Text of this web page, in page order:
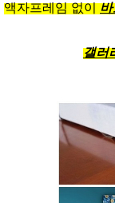
액자프레임 없이 바
갤러